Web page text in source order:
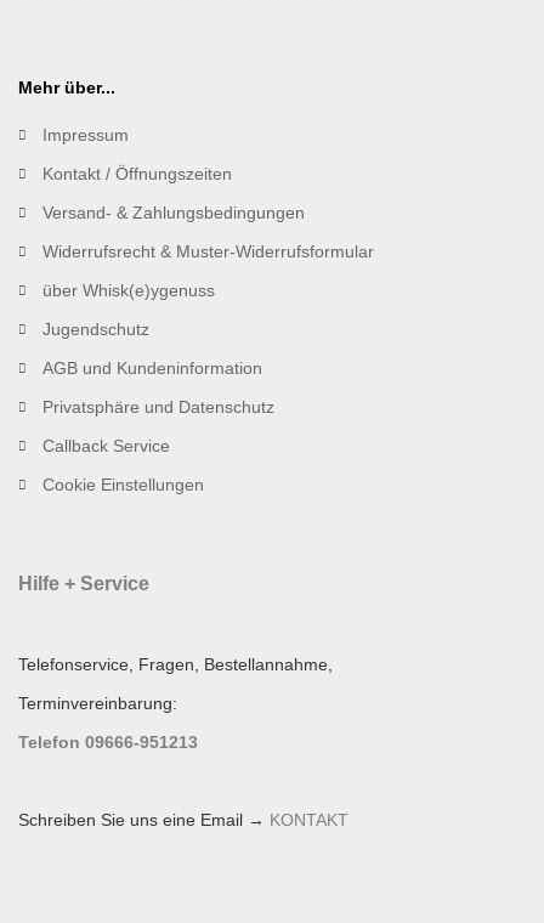
Mehr über...
Impressum
Kontakt / Öffnungszeiten
Versand- & Zahlungsbedingungen
Widerrufsrecht & Muster-Widerrufsformular
über Whisk(e)ygenuss
Jugendschutz
AGB und Kundeninformation
Privatsphäre und Datenschutz
Callback Service
Cookie Einstellungen
Hilfe + Service
Telefonservice, Fragen, Bestellannahme,
Terminvereinbarung:
Telefon 09666-951213
Schreiben Sie uns eine Email → KONTAKT